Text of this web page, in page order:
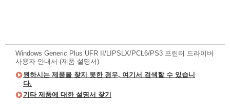
Windows Generic Plus UFR II/LIPSLX/PCL6/PS3 프린터 드라이버
사용자 안내서 (제품 설명서)
원하시는 제품을 찾지 못한 경우, 여기서 검색할 수 있습니
다.
기타 제품에 대한 설명서 찾기